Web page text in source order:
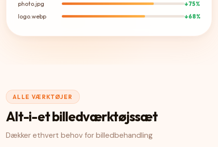
photo.jpg
↓75%
logo.webp
↓68%
ALLE VÆRKTØJER
Alt-i-et billedværktøjssæt
Dækker ethvert behov for billedbehandling